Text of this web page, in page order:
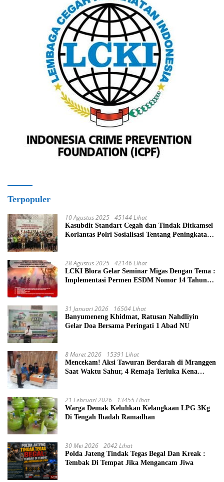
Terpopuler
10 Agustus 2025 45144 Lihat
Kasubdit Standart Cegah dan Tindak Ditkamsel
Korlantas Polri Sosialisasi Tentang Peningkatan
28 Agustus 2025 42146 Lihat
LCKI Blora Gelar Seminar Migas Dengan Tema :
Implementasi Permen ESDM Nomor 14 Tahun
Masyarakat
31 Januari 2026 16504 Lihat
Banyumeneng Khidmat, Ratusan Nahdliyin
Gelar Doa Bersama Peringati 1 Abad NU
8 Maret 2026 15391 Lihat
Mencekam! Aksi Tawuran Berdarah di Mranggen
Saat Waktu Sahur, 4 Remaja Terluka Kena
21 Februari 2026 13455 Lihat
Warga Demak Keluhkan Kelangkaan LPG 3Kg
Di Tengah Ibadah Ramadhan
30 Mei 2026 2042 Lihat
Polda Jateng Tindak Tegas Begal Dan Kreak :
Tembak Di Tempat Jika Mengancam Jiwa